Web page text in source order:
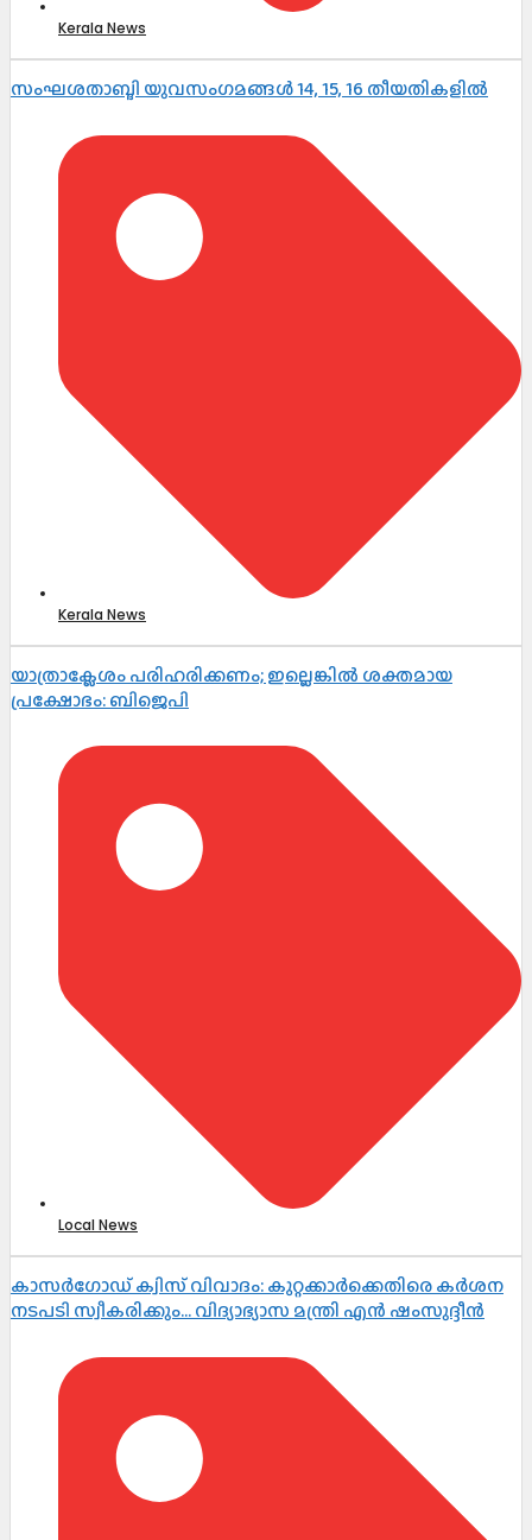
Kerala News
സംഘശതാബ്ദി യുവസംഗമങ്ങള്‍ 14, 15, 16 തീയതികളില്‍
Kerala News
യാത്രാക്ലേശം പരിഹരിക്കണം; ഇല്ലെങ്കിൽ ശക്തമായ
പ്രക്ഷോഭം: ബിജെപി
Local News
കാസർഗോഡ് ക്വിസ് വിവാദം: കുറ്റക്കാർക്കെതിരെ കർശന
നടപടി സ്വീകരിക്കും… വിദ്യാഭ്യാസ മന്ത്രി എൻ ഷംസുദ്ദീൻ